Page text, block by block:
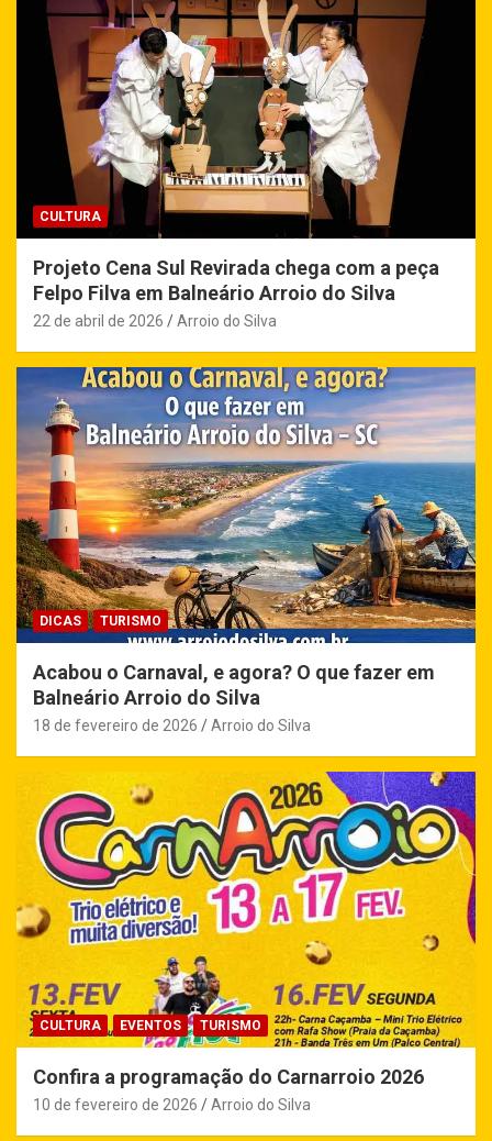
CULTURA
Projeto Cena Sul Revirada chega com a peça
Felpo Filva em Balneário Arroio do Silva
22 de abril de 2026 Arroio do Silva
DICAS TURISMO
Acabou o Carnaval, e agora? O que fazer em
Balneário Arroio do Silva
18 de fevereiro de 2026 Arroio do Silva
CULTURA EVENTOS TURISMO
Confira a programação do Carnarroio 2026
10 de fevereiro de 2026 Arroio do Silva